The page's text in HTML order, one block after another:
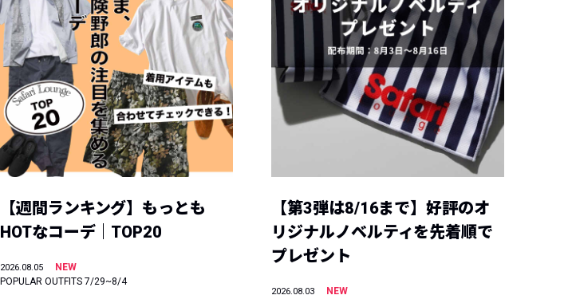
【週間ランキング】もっとも
HOTなコーデ｜TOP20
2026.08.05
NEW
POPULAR OUTFITS 7/29~8/4
【第3弾は8/16まで】好評のオ
リジナルノベルティを先着順で
プレゼント
2026.08.03
NEW